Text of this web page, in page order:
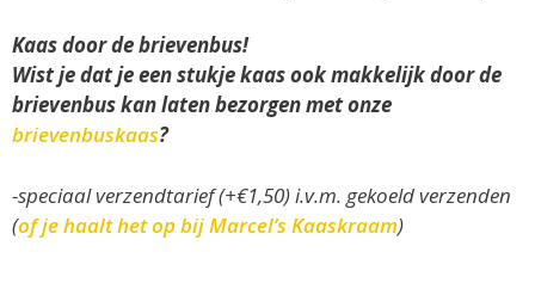
Kaas door de brievenbus!
Wist je dat je een stukje kaas ook makkelijk door de
brievenbus kan laten bezorgen met onze
brievenbuskaas?
-speciaal verzendtarief (+€1,50) i.v.m. gekoeld verzenden
(of je haalt het op bij Marcel’s Kaaskraam)